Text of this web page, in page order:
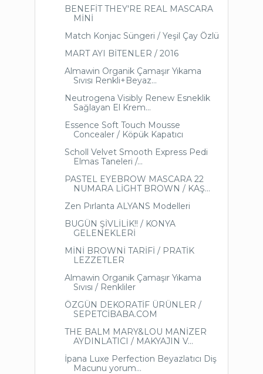
BENEFİT THEY'RE REAL MASCARA
MİNİ
Match Konjac Süngeri / Yeşil Çay Özlü
MART AYI BİTENLER / 2016
Almawin Organik Çamaşır Yıkama
Sıvısı Renkli+Beyaz...
Neutrogena Visibly Renew Esneklik
Sağlayan El Krem...
Essence Soft Touch Mousse
Concealer / Köpük Kapatıcı
Scholl Velvet Smooth Express Pedi
Elmas Taneleri /...
PASTEL EYEBROW MASCARA 22
NUMARA LİGHT BROWN / KAŞ...
Zen Pırlanta ALYANS Modelleri
BUGÜN ŞİVLİLİK!! / KONYA
GELENEKLERİ
MİNİ BROWNİ TARİFİ / PRATİK
LEZZETLER
Almawin Organik Çamaşır Yıkama
Sıvısı / Renkliler
ÖZGÜN DEKORATİF ÜRÜNLER /
SEPETCİBABA.COM
THE BALM MARY&LOU MANİZER
AYDINLATICI / MAKYAJIN V...
İpana Luxe Perfection Beyazlatıcı Diş
Macunu yorum...